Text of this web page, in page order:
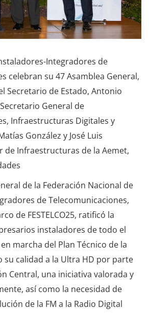
Integradores de
celebran su 47 Asamblea General,
Secretario de Estado, Antonio
General de
Infraestructuras Digitales y
González y José Luis
de Infraestructuras de la Aemet,
de la Federación Nacional de
de Telecomunicaciones,
de FESTELCO25, ratificó la
instaladores de todo el
marcha del Plan Técnico de la
su calidad a la Ultra HD por parte
Central, una iniciativa valorada y
así como la necesidad de
de la FM a la Radio Digital